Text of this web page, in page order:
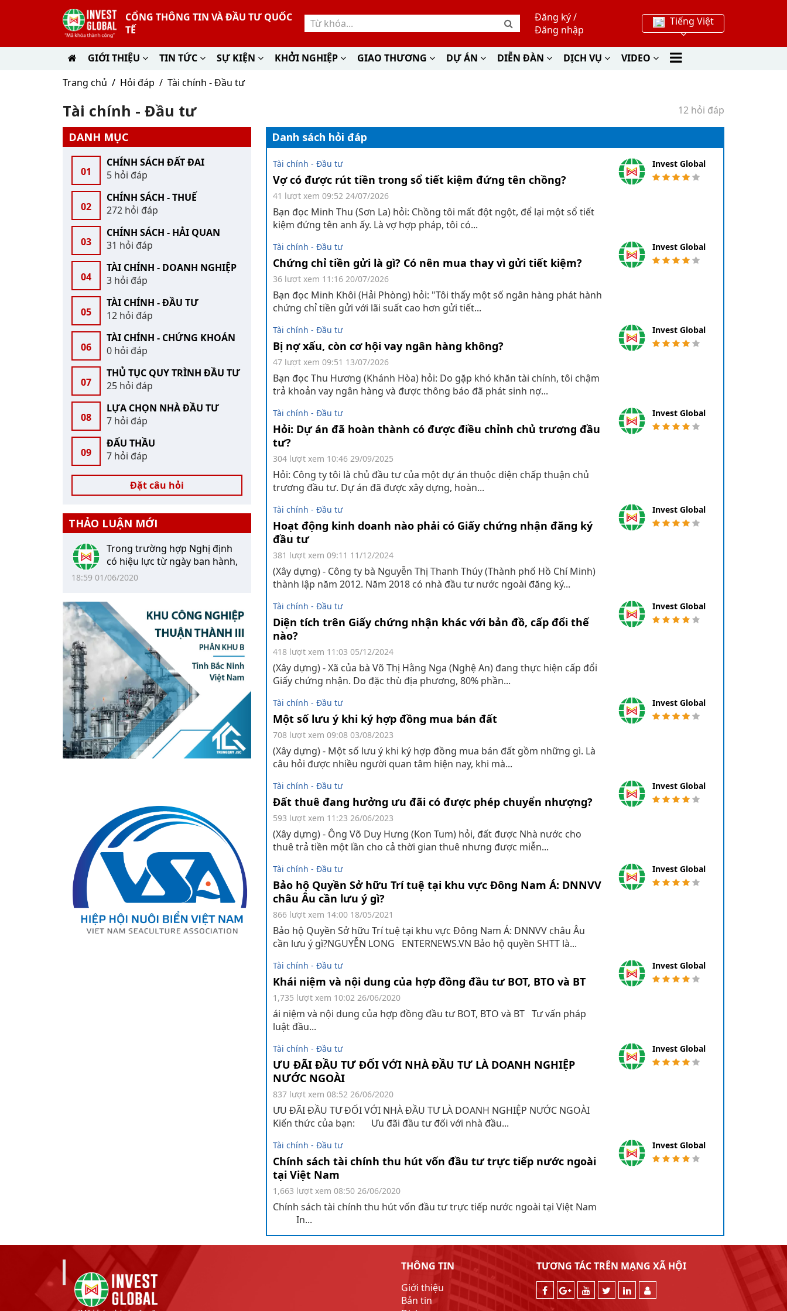
CỔNG THÔNG TIN VÀ ĐẦU TƯ QUỐC
TẾ
Đăng ký/
Đăng nhập
Tiếng Việt
GIỚI THIỆU TIN TỨC SỰ KIỆN KHỞI NGHIỆP GIAO THƯƠNG DỰ ÁN DIỄN ĐÀN DỊCH VỤ
VIDEO
Trang chủ
Hỏi đáp Tài chính - Đầu tư
Tài chính - Đầu tư 12 hỏi đáp
Danh sách hỏi đáp
Tài chính - Đầu tư
Vợ có được rút tiền trong sổ tiết kiệm đứng tên chồng?
41 lượt xem 09:52 24/07/2026
Bạn đọc Minh Thu (Sơn La) hỏi: Chồng tôi mất đột ngột, để lại một sổ tiết
kiệm đứng tên anh ấy. Là vợ hợp pháp, tôi có...
Invest Global
Tài chính - Đầu tư
Chứng chỉ tiền gửi là gì? Có nên mua thay vì gửi tiết kiệm?
36 lượt xem 11:16 20/07/2026
Bạn đọc Minh Khôi (Hải Phòng) hỏi: "Tôi thấy một số ngân hàng phát hành
chứng chỉ tiền gửi với lãi suất cao hơn gửi tiết...
Invest Global
Tài chính - Đầu tư
Bị nợ xấu, còn cơ hội vay ngân hàng không?
47 lượt xem 09:51 13/07/2026
Bạn đọc Thu Hương (Khánh Hòa) hỏi: Do gặp khó khăn tài chính, tôi chậm
trả khoản vay ngân hàng và được thông báo đã phát sinh nợ...
Invest Global
Tài chính - Đầu tư
Hỏi: Dự án đã hoàn thành có được điều chỉnh chủ trương đầu
tư?
304 lượt xem 10:46 29/09/2025
Hỏi: Công ty tôi là chủ đầu tư của một dự án thuộc diện chấp thuận chủ
trương đầu tư. Dự án đã được xây dựng, hoàn...
Invest Global
Tài chính - Đầu tư
Hoạt động kinh doanh nào phải có Giấy chứng nhận đăng ký
đầu tư
381 lượt xem 09:11 11/12/2024
(Xây dựng) - Công ty bà Nguyễn Thị Thanh Thúy (Thành phố Hồ Chí Minh)
thành lập năm 2012. Năm 2018 có nhà đầu tư nước ngoài đăng ký...
Invest Global
Tài chính - Đầu tư
Diện tích trên Giấy chứng nhận khác với bản đồ, cấp đổi thế
nào?
418 lượt xem 11:03 05/12/2024
(Xây dựng) - Xã của bà Võ Thị Hằng Nga (Nghệ An) đang thực hiện cấp đổi
Giấy chứng nhận. Do đặc thù địa phương, 80% phần...
Invest Global
Tài chính - Đầu tư
Một số lưu ý khi ký hợp đồng mua bán đất
708 lượt xem 09:08 03/08/2023
(Xây dựng) - Một số lưu ý khi ký hợp đồng mua bán đất gồm những gì. Là
câu hỏi được nhiều người quan tâm hiện nay, khi mà...
Invest Global
Tài chính - Đầu tư
Đất thuê đang hưởng ưu đãi có được phép chuyển nhượng?
593 lượt xem 11:23 26/06/2023
(Xây dựng) - Ông Võ Duy Hưng (Kon Tum) hỏi, đất được Nhà nước cho
thuê trả tiền một lần cho cả thời gian thuê nhưng được miễn...
Invest Global
Tài chính - Đầu tư
Bảo hộ Quyền Sở hữu Trí tuệ tại khu vực Đông Nam Á: DNNVV
châu Âu cần lưu ý gì?
866 lượt xem 14:00 18/05/2021
Bảo hộ Quyền Sở hữu Trí tuệ tại khu vực Đông Nam Á: DNNVV châu Âu
cần lưu ý gì?NGUYỄN LONG ENTERNEWS.VN Bảo hộ quyền SHTT là...
Invest Global
Tài chính - Đầu tư
Khái niệm và nội dung của hợp đồng đầu tư BOT, BTO và BT
1,735 lượt xem 10:02 26/06/2020
ái niệm và nội dung của hợp đồng đầu tư BOT, BTO và BT Tư vấn pháp
luật đầu...
Invest Global
Tài chính - Đầu tư
ƯU ĐÃI ĐẦU TƯ ĐỐI VỚI NHÀ ĐẦU TƯ LÀ DOANH NGHIỆP
NƯỚC NGOÀI
837 lượt xem 08:52 26/06/2020
ƯU ĐÃI ĐẦU TƯ ĐỐI VỚI NHÀ ĐẦU TƯ LÀ DOANH NGHIỆP NƯỚC NGOÀI
Kiến thức của bạn: Ưu đãi đầu tư đối với nhà đầu...
Invest Global
Tài chính - Đầu tư
Chính sách tài chính thu hút vốn đầu tư trực tiếp nước ngoài
tại Việt Nam
1,663 lượt xem 08:50 26/06/2020
Chính sách tài chính thu hút vốn đầu tư trực tiếp nước ngoài tại Việt Nam
In...
Invest Global
DANH MỤC
01
CHÍNH SÁCH ĐẤT ĐAI
5 hỏi đáp
02
CHÍNH SÁCH - THUẾ
272 hỏi đáp
03
CHÍNH SÁCH - HẢI QUAN
31 hỏi đáp
04
TÀI CHÍNH - DOANH NGHIỆP
3 hỏi đáp
05
TÀI CHÍNH - ĐẦU TƯ
12 hỏi đáp
06
TÀI CHÍNH - CHỨNG KHOÁN
0 hỏi đáp
07
THỦ TỤC QUY TRÌNH ĐẦU TƯ
25 hỏi đáp
08
LỰA CHỌN NHÀ ĐẦU TƯ
7 hỏi đáp
09
ĐẤU THẦU
7 hỏi đáp
Đặt câu hỏi
THẢO LUẬN MỚI
Trong trường hợp Nghị định
có hiệu lực từ ngày ban hành,
người đã đặt mua xe và xuất
thủ tục đăng...
18:59 01/06/2020
THÔNG TIN
Giới thiệu
Bản tin
TƯƠNG TÁC TRÊN MẠNG XÃ HỘI